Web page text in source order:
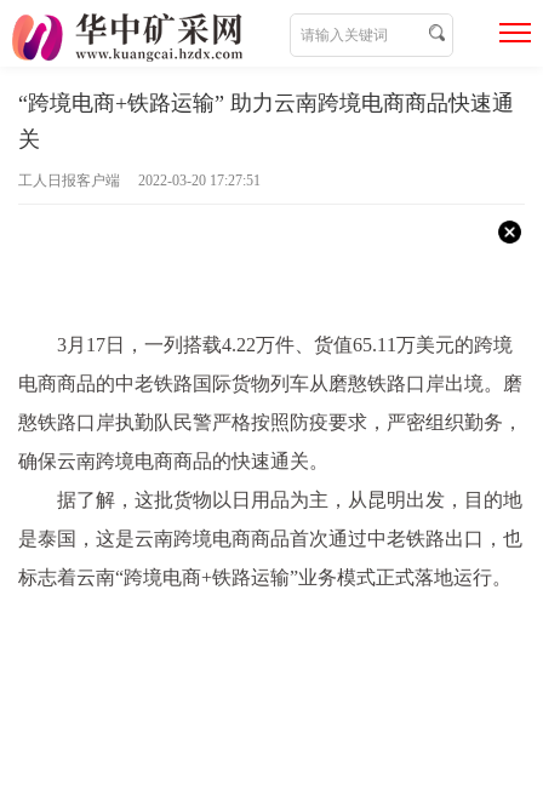
“跨境电商+铁路运输” 助力云南跨境电商商品快速通
关
工人日报客户端 2022-03-20 17:27:51
3月17日，一列搭载4.22万件、货值65.11万美元的跨境
电商商品的中老铁路国际货物列车从磨憨铁路口岸出境。磨
憨铁路口岸执勤队民警严格按照防疫要求，严密组织勤务，
确保云南跨境电商商品的快速通关。
据了解，这批货物以日用品为主，从昆明出发，目的地
是泰国，这是云南跨境电商商品首次通过中老铁路出口，也
标志着云南“跨境电商+铁路运输”业务模式正式落地运行。